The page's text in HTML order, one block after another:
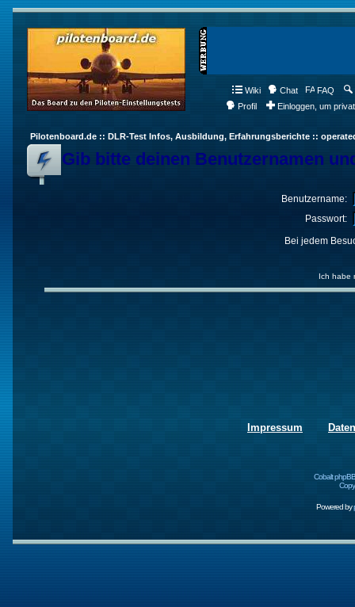
Wiki Chat FAQ
Profil
Einloggen, um
Pilotenboard.de :: DLR-Test Infos, Ausbildung, Erfahrungsberichte ::
Gib bitte deinen Benutzernamen
Benutzername:
Passwort:
Bei jedem
Ich habe
Impressum
Cobalt
Powered by